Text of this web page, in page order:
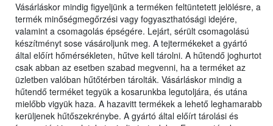
Vásárláskor mindig figyeljünk a terméken feltüntetett jelölésre, a
termék minőségmegőrzési vagy fogyaszthatósági idejére,
valamint a csomagolás épségére. Lejárt, sérült csomagolású
készítményt sose vásároljunk meg. A tejtermékeket a gyártó
által előírt hőmérsékleten, hűtve kell tárolni. A hűtendő joghurtot
csak abban az esetben szabad megvenni, ha a terméket az
üzletben valóban hűtőtérben tárolták. Vásárláskor mindig a
hűtendő terméket tegyük a kosarunkba legutoljára, és utána
mielőbb vigyük haza. A hazavitt termékek a lehető leghamarabb
kerüljenek hűtőszekrénybe. A gyártó által előírt tárolási és